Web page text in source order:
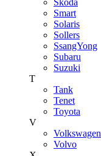
Skoda
Smart
Solaris
Sollers
SsangYong
Subaru
Suzuki
T
Tank
Tenet
Toyota
V
Volkswagen
Volvo